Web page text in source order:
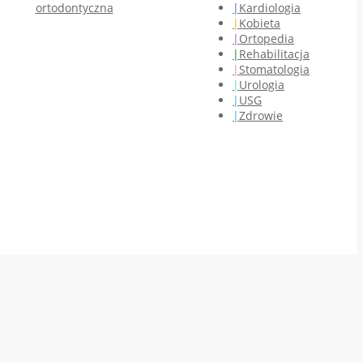
ortodontyczna
Kardiologia
Kobieta
Ortopedia
Rehabilitacja
Stomatologia
Urologia
USG
Zdrowie